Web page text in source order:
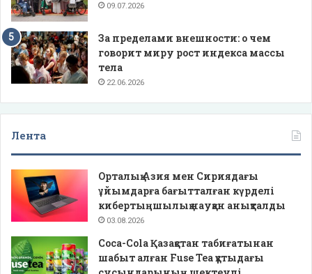
09.07.2026
За пределами внешности: о чем
говорит миру рост индекса массы
тела
22.06.2026
Лента
Орталық Азия мен Сириядағы
ұйымдарға бағытталған күрделі
кибертыңшылық науқан анықталды
03.08.2026
Coca-Cola Қазақстан табиғатынан
шабыт алған Fuse Tea құтыдағы